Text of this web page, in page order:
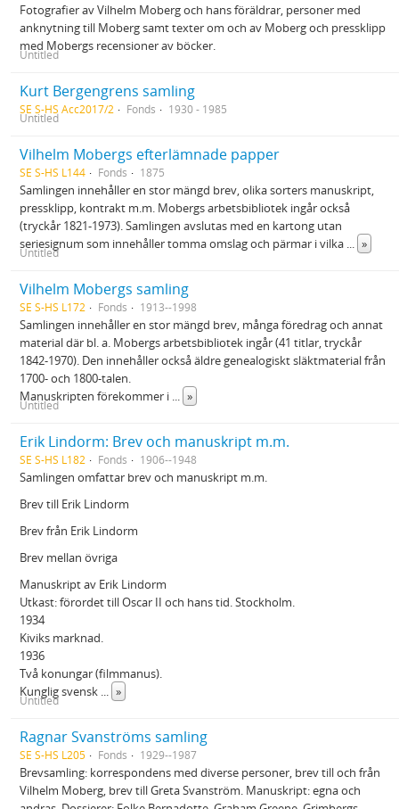
Fotografier av Vilhelm Moberg och hans föräldrar, personer med
anknytning till Moberg samt texter om och av Moberg och pressklipp
med Mobergs recensioner av böcker.
Untitled
Kurt Bergengrens samling
SE S-HS Acc2017/2 Fonds 1930 - 1985
Untitled
Vilhelm Mobergs efterlämnade papper
SE S-HS L144 Fonds 1875
Samlingen innehåller en stor mängd brev, olika sorters manuskript,
pressklipp, kontrakt m.m. Mobergs arbetsbibliotek ingår också
(tryckår 1821-1973). Samlingen avslutas med en kartong utan
seriesignum som innehåller tomma omslag och pärmar i vilka ... »
Untitled
Vilhelm Mobergs samling
SE S-HS L172 Fonds 1913--1998
Samlingen innehåller en stor mängd brev, många föredrag och annat
material där bl. a. Mobergs arbetsbibliotek ingår (41 titlar, tryckår
1842-1970). Den innehåller också äldre genealogiskt släktmaterial från
1700- och 1800-talen.
Manuskripten förekommer i ... »
Untitled
Erik Lindorm: Brev och manuskript m.m.
SE S-HS L182 Fonds 1906--1948
Samlingen omfattar brev och manuskript m.m.
Brev till Erik Lindorm
Brev från Erik Lindorm
Brev mellan övriga
Manuskript av Erik Lindorm
Utkast: förordet till Oscar II och hans tid. Stockholm.
1934
Kiviks marknad.
1936
Två konungar (filmmanus).
Kunglig svensk ... »
Untitled
Ragnar Svanströms samling
SE S-HS L205 Fonds 1929--1987
Brevsamling: korrespondens med diverse personer, brev till och från
Vilhelm Moberg, brev till Greta Svanström. Manuskript: egna och